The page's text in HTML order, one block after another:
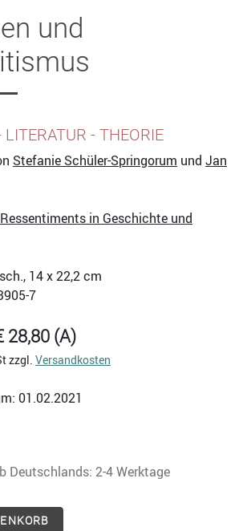
und
LITERATUR - THEORIE
Stefanie Schüler-Springorum und Jan
in Geschichte und
14 x 22,2 cm
7
28,80 (A)
zzgl. Versandkosten
01.02.2021
Deutschlands: 2-4 Werktage